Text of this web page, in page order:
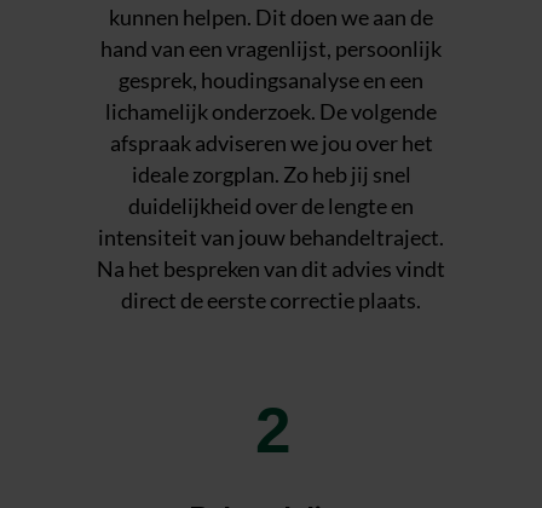
kunnen helpen. Dit doen we aan de
hand van een vragenlijst, persoonlijk
gesprek, houdingsanalyse en een
lichamelijk onderzoek. De volgende
afspraak adviseren we jou over het
ideale zorgplan. Zo heb jij snel
duidelijkheid over de lengte en
intensiteit van jouw behandeltraject.
Na het bespreken van dit advies vindt
direct de eerste correctie plaats.
2